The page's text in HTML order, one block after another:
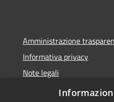
Amministrazione
Informativa privacy
Note legali
Dichiarazione di